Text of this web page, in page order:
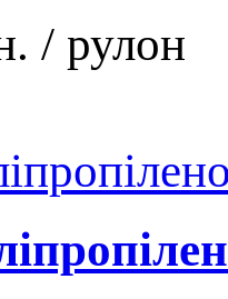
/ рулон